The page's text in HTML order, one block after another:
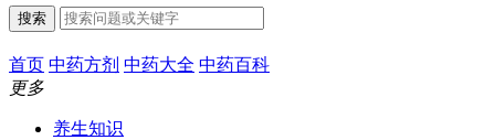
搜索
首页 中药方剂 中药大全 中药百科
更多
养生知识